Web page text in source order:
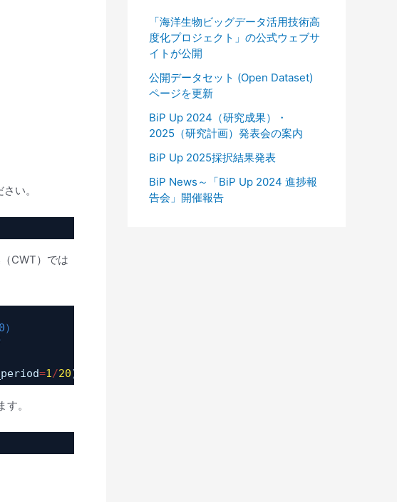
い。
CWT）では
=1/20)
。
「海洋生物ビッグデータ活用技術高
度化プロジェクト」の公式ウェブサ
イトが公開
公開データセット (Open Dataset)
ページを更新
BiP Up 2024（研究成果）・
2025（研究計画）発表会の案内
BiP Up 2025採択結果発表
BiP News～「BiP Up 2024 進捗報
告会」開催報告